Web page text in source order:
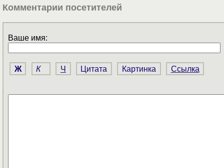
Комментарии посетителей
Ваше имя:
Ж К Ч Цитата Картинка Ссылка